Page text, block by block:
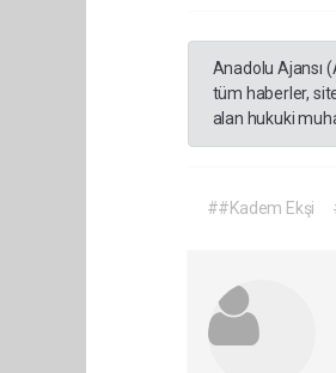
Anadolu Ajansı
tüm haberler,
alan hukuki
##Kadem Ekşi